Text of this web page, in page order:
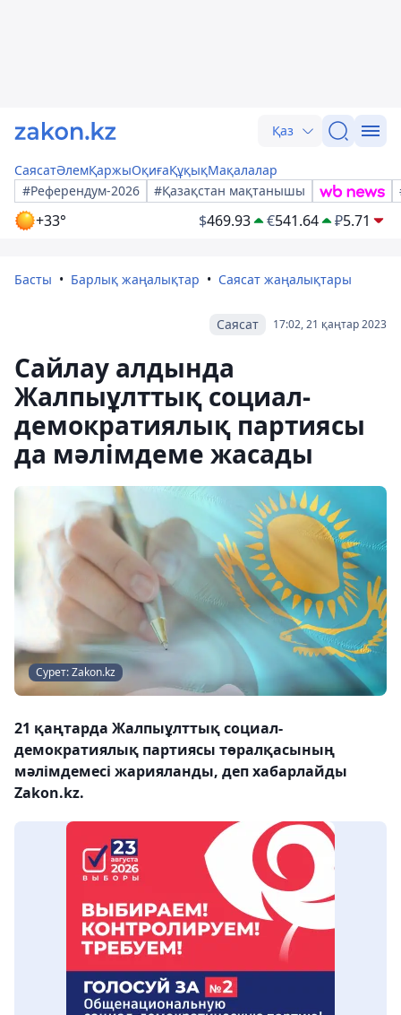
Қаз
СаясатӘлемҚаржыОқиғаҚұқықМақалалар
#Референдум-2026
#Қазақстан мақтанышы
+33° $469.93 €541.64 ₽5.71
Басты Барлық жаңалықтар Саясат жаңалықтары
17:02, 21 қаңтар 2023
Саясат
Сайлау алдында
Жалпыұлттық социал-
демократиялық партиясы
да мәлімдеме жасады
Сурет: Zakon.kz
21 қаңтарда Жалпыұлттық социал-
демократиялық партиясы төралқасының
мәлімдемесі жарияланды, деп хабарлайды
Zakon.kz.